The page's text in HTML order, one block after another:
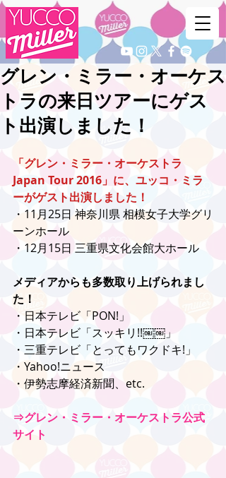
グレン・ミラー・オーケス
トラの来日ツアーにゲス
ト出演しました！
「グレン・ミラー・オーケストラ
Japan Tour 2016」に、ユッコ・ミラ
ーがゲスト出演しました！
・11月25日 神奈川県 相模女子大学グリ
ーンホール
・12月15日 三重県文化会館大ホール
メディアからも多数取り上げられまし
た！
・日本テレビ「PON!」
・日本テレビ「スッキリ!!￼￼」
・三重テレビ「とってもワクドキ!」
・Yahoo!ニュース
・伊勢志摩経済新聞、etc.
⇒グレン・ミラー・オーケストラ公式
サイト